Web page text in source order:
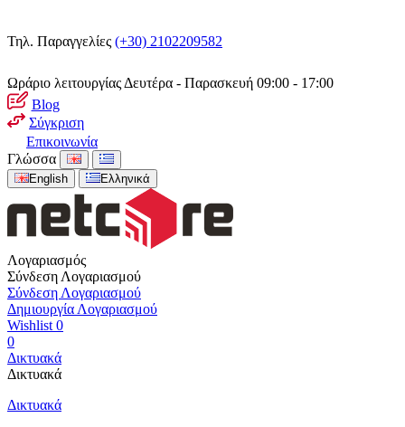
Τηλ. Παραγγελίες (+30) 2102209582
Ωράριο λειτουργίας Δευτέρα - Παρασκευή 09:00 - 17:00
Blog
Σύγκριση
Επικοινωνία
Γλώσσα
English Ελληνικά
Λογαριασμός
Σύνδεση Λογαριασμού
Σύνδεση Λογαριασμού
Δημιουργία Λογαριασμού
Wishlist 0
0
Δικτυακά
Δικτυακά
Δικτυακά